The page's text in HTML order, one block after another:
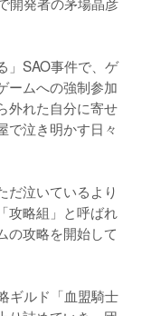
」SAO事件で、ゲ
ームへの強制参加
外れた自分に寄せ
で泣き明かす日々
だ泣いているより
攻略組」と呼ばれ
の攻略を開始して
ギルド「血盟騎士